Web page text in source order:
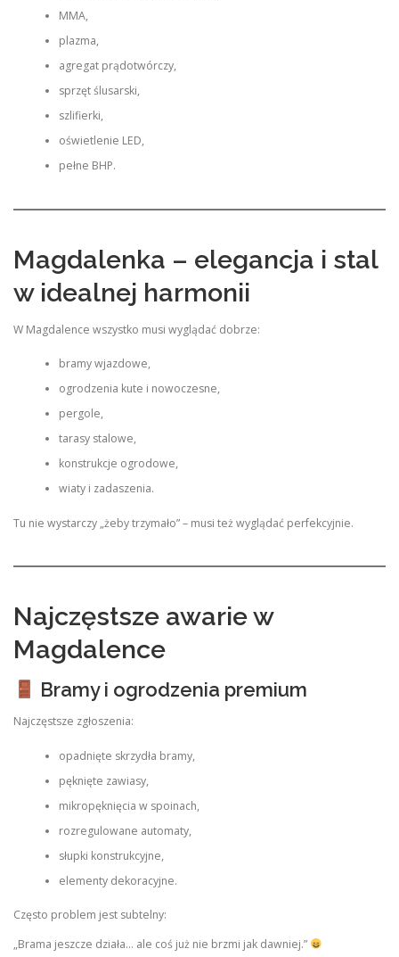
MMA,
plazma,
agregat prądotwórczy,
sprzęt ślusarski,
szlifierki,
oświetlenie LED,
pełne BHP.
Magdalenka – elegancja i stal
w idealnej harmonii
W Magdalence wszystko musi wyglądać dobrze:
bramy wjazdowe,
ogrodzenia kute i nowoczesne,
pergole,
tarasy stalowe,
konstrukcje ogrodowe,
wiaty i zadaszenia.
Tu nie wystarczy „żeby trzymało” – musi też wyglądać perfekcyjnie.
Najczęstsze awarie w
Magdalence
Bramy i ogrodzenia premium
Najczęstsze zgłoszenia:
opadnięte skrzydła bramy,
pęknięte zawiasy,
mikropęknięcia w spoinach,
rozregulowane automaty,
słupki konstrukcyjne,
elementy dekoracyjne.
Często problem jest subtelny:
„Brama jeszcze działa… ale coś już nie brzmi jak dawniej.”